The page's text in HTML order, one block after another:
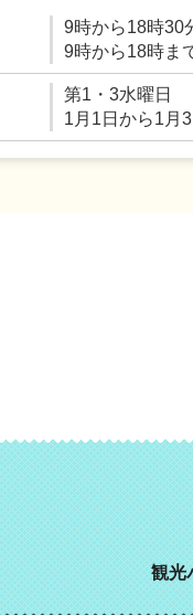
9時から18時30
9時から18時ま
第1・3水曜日
1月1日から1月
観光